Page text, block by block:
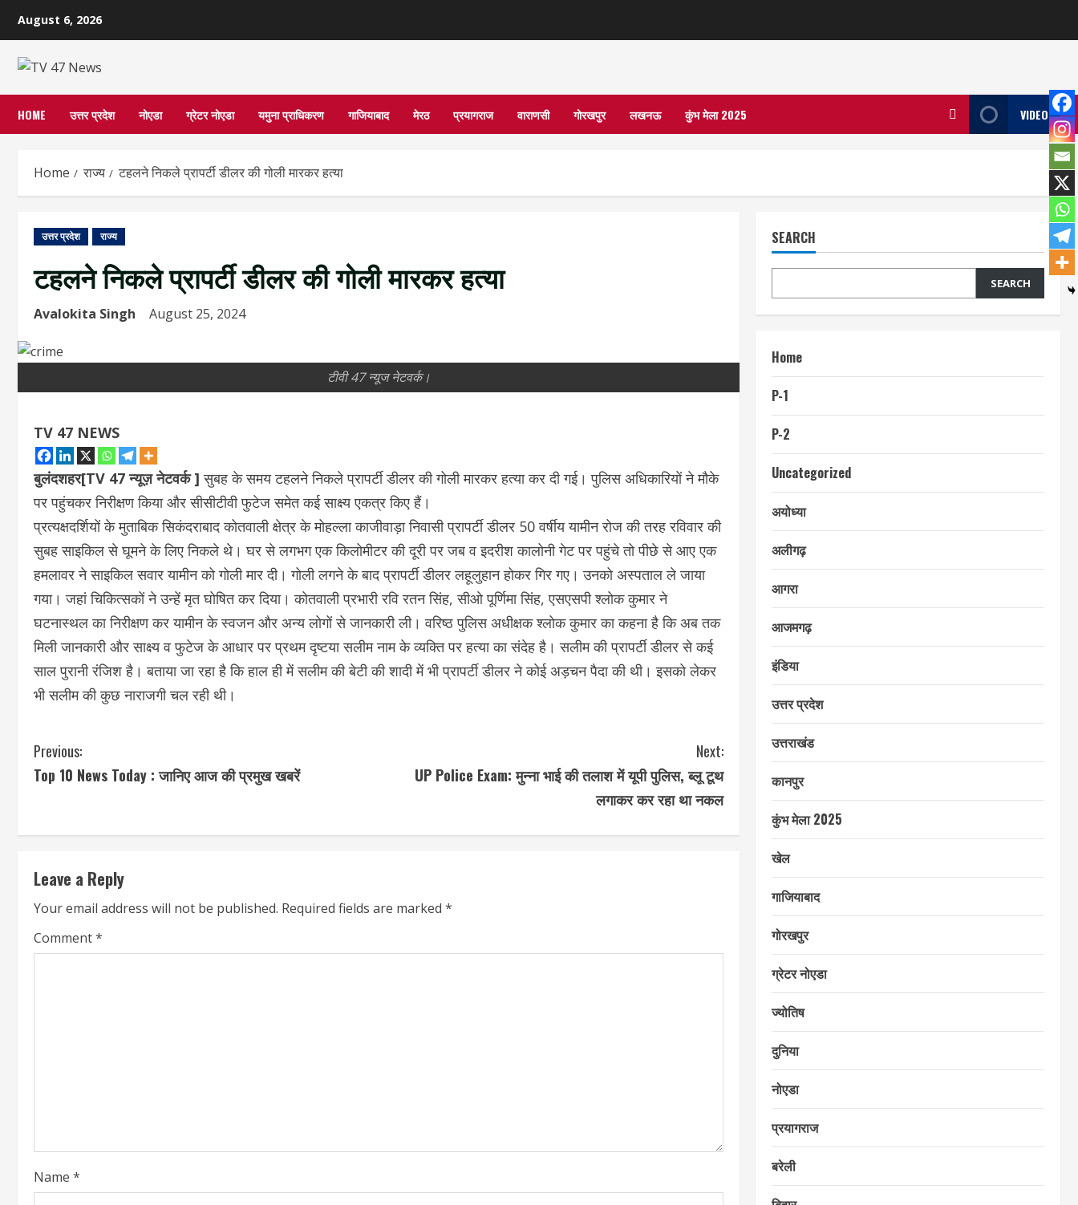
content
August 6, 2026
HOME उत्तर प्रदेश नोएडा ग्रेटर नोएडा यमुना प्राधिकरण गाजियाबाद मेरठ प्रयागराज वाराणसी गोरखपुर लखनऊ कुंभ मेला 2025 VIDEO
Home राज्य टहलने निकले प्रापर्टी डीलर की गोली मारकर हत्या
उत्तर प्रदेश राज्य
टहलने निकले प्रापर्टी डीलर की गोली मारकर हत्या
Avalokita Singh August 25, 2024
टीवी 47 न्यूज नेटवर्क।
TV 47 NEWS
बुलंदशहर[TV 47 न्यूज़ नेटवर्क ] सुबह के समय टहलने निकले प्रापर्टी डीलर की गोली मारकर हत्या कर दी गई। पुलिस अधिकारियों ने मौके
पर पहुंचकर निरीक्षण किया और सीसीटीवी फुटेज समेत कई साक्ष्य एकत्र किए हैं।
प्रत्यक्षदर्शियों के मुताबिक सिकंदराबाद कोतवाली क्षेत्र के मोहल्ला काजीवाड़ा निवासी प्रापर्टी डीलर 50 वर्षीय यामीन रोज की तरह रविवार की
सुबह साइकिल से घूमने के लिए निकले थे। घर से लगभग एक किलोमीटर की दूरी पर जब व इदरीश कालोनी गेट पर पहुंचे तो पीछे से आए एक
हमलावर ने साइकिल सवार यामीन को गोली मार दी। गोली लगने के बाद प्रापर्टी डीलर लहूलुहान होकर गिर गए। उनको अस्पताल ले जाया
गया। जहां चिकित्सकों ने उन्हें मृत घोषित कर दिया। कोतवाली प्रभारी रवि रतन सिंह, सीओ पूर्णिमा सिंह, एसएसपी श्लोक कुमार ने
घटनास्थल का निरीक्षण कर यामीन के स्वजन और अन्य लोगों से जानकारी ली। वरिष्ठ पुलिस अधीक्षक श्लोक कुमार का कहना है कि अब तक
मिली जानकारी और साक्ष्य व फुटेज के आधार पर प्रथम दृष्टया सलीम नाम के व्यक्ति पर हत्या का संदेह है। सलीम की प्रापर्टी डीलर से कई
साल पुरानी रंजिश है। बताया जा रहा है कि हाल ही में सलीम की बेटी की शादी में भी प्रापर्टी डीलर ने कोई अड़चन पैदा की थी। इसको लेकर
भी सलीम की कुछ नाराजगी चल रही थी।
C
o
i
n
u
i
n
Previous:
Top 10 News Today : जानिए आज की प्रमुख खबरें
Next:
UP Police Exam: मुन्ना भाई की तलाश में यूपी पुलिस, ब्लू टूथ
लगाकर कर रहा था नकल
Leave a Reply
Your email address will not be published. Required fields are marked *
Comment*
Name *
SEARCH
SEARCH
Home
P-1
P-2
Uncategorized
अयोध्या
अलीगढ़
आगरा
आजमगढ़
इंडिया
उत्तर प्रदेश
उत्तराखंड
कानपुर
कुंभ मेला 2025
खेल
गाजियाबाद
गोरखपुर
ग्रेटर नोएडा
ज्योतिष
दुनिया
नोएडा
प्रयागराज
बरेली